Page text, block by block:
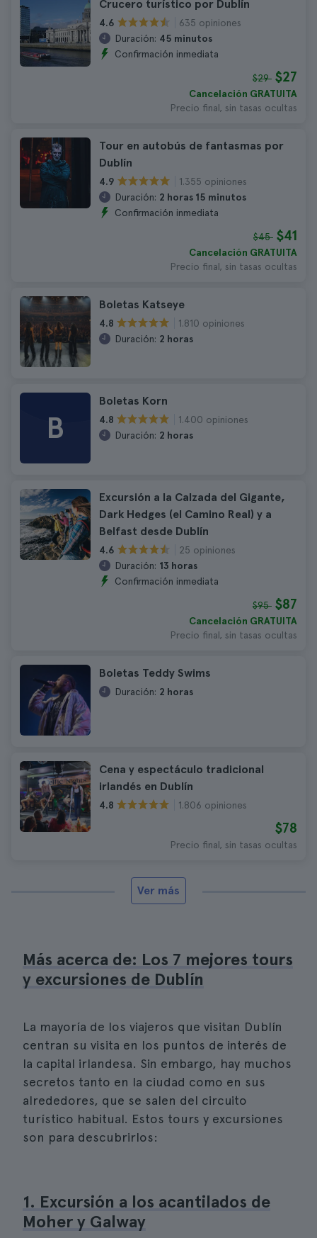
Crucero turístico por Dublín
4.6
635 opiniones
Duración: 45 minutos
Confirmación inmediata
$29 $27
Cancelación GRATUITA
Precio final, sin tasas ocultas
Tour en autobús de fantasmas por
Dublín
4.9
1.355 opiniones
Duración: 2 horas 15 minutos
Confirmación inmediata
$45 $41
Cancelación GRATUITA
Precio final, sin tasas ocultas
Boletas Katseye
4.8
1.810 opiniones
Duración: 2 horas
B
Boletas Korn
4.8
1.400 opiniones
Duración: 2 horas
Excursión a la Calzada del Gigante,
Dark Hedges (el Camino Real) y a
Belfast desde Dublín
4.6
25 opiniones
Duración: 13 horas
Confirmación inmediata
$95 $87
Cancelación GRATUITA
Precio final, sin tasas ocultas
Boletas Teddy Swims
Duración: 2 horas
Cena y espectáculo tradicional
irlandés en Dublín
4.8 1.806 opiniones
$78
Precio final, sin tasas ocultas
Ver más
Más acerca de: Los 7 mejores tours
y excursiones de Dublín
La mayoría de los viajeros que visitan Dublín
centran su visita en los puntos de interés de
la capital irlandesa. Sin embargo, hay muchos
secretos tanto en la ciudad como en sus
alrededores, que se salen del circuito
turístico habitual. Estos tours y excursiones
son para descubrirlos:
1. Excursión a los acantilados de
Moher y Galway